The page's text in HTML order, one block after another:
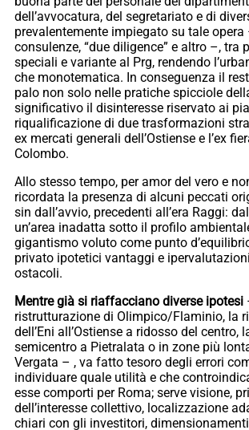
dell’avvocatura, del segretariato e di
prevalentemente impiegato su tale
consulenze, “due diligence” e altro –, tra
speciali e variante al Prg, rendendo
che monotematica. In conseguenza il
palo non solo nelle pratiche spicciole
significativo il disinteresse riservato ai
riqualificazione di due trasformazioni
ex mercati generali dell’Ostiense e l’ex
Colombo.
Allo stesso tempo, per amor del vero e
ricordata la presenza di alcuni peccati
sin dall’avvio, precedenti all’era Raggi:
un’area inadatta sotto il profilo
gigantismo voluto come punto
privato ipotetici vantaggi e
ostacoli.
Mentre già si riaffacciano diverse ipotesi
ristrutturazione di Olimpico/Flaminio, la
dell’Eni all’Ostiense a ridosso del centro,
semicentro a Pietralata o in zone più
Vergata – , va fatto tesoro degli errori
individuare quale utilità e che
esse comporti per Roma; serve visione,
dell’interesse collettivo, localizzazione
chiari con gli investitori,